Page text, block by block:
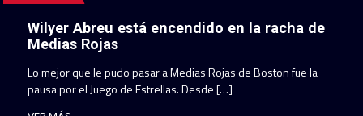
Wilyer Abreu está encendido en la racha de
Medias Rojas
Lo mejor que le pudo pasar a Medias Rojas de Boston fue la
pausa por el Juego de Estrellas. Desde […]